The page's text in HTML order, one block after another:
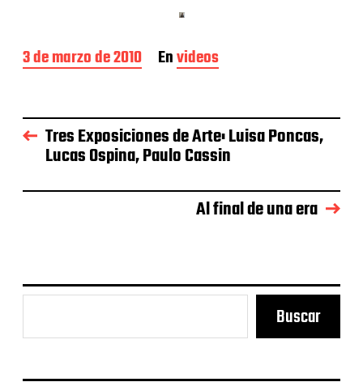
F
e
a
d
a
d
a
3 de marzo de 2010 Envideos
Tres Exposiciones de Arte: Luisa Poncas,
Lucas Ospina, Paulo Cassin
Al final de una era
Buscar